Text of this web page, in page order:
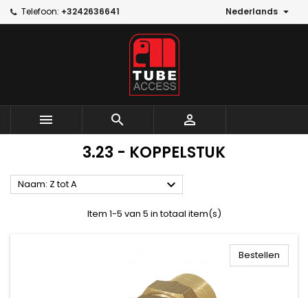
Telefoon: +3242636641 Nederlands 
  
3.23 - KOPPELSTUK
Naam: Z tot A 
Item 1-5 van 5 in totaal item(s)
Bestellen